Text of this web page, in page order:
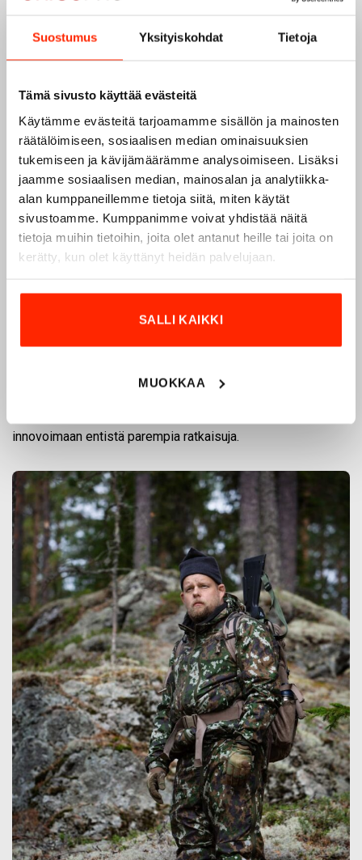
Suostumus Yksityiskohdat Tietoja
Tämä sivusto käyttää evästeitä
Käytämme evästeitä tarjoamamme sisällön ja mainosten
räätälöimiseen, sosiaalisen median ominaisuuksien
tukemiseen ja kävijämäärämme analysoimiseen. Lisäksi
jaamme sosiaalisen median, mainosalan ja analytiikka-
alan kumppaneillemme tietoja siitä, miten käytät
sivustoamme. Kumppanimme voivat yhdistää näitä
tietoja muihin tietoihin, joita olet antanut heille tai joita on
kerätty, kun olet käyttänyt heidän palvelujaan.
SALLI KAIKKI
MUOKKAA
Origopro – Suomalainen laatumerkki vuodesta
1975
Origoproon suomalainen turvallisuus- ja
ulkoiluvaatetukseen erikoistunut yritys, joka on toiminut
puolustusvoimien ja poliisin sopimusvalmistajana.
innovoimaan entistä parempia ratkaisuja.